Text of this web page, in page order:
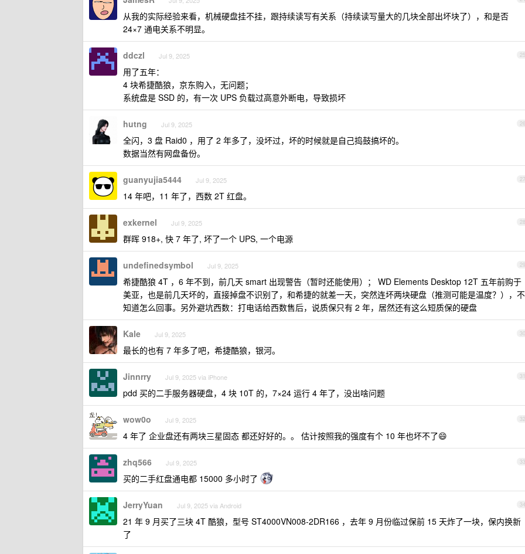
从我的实际经验来看，机械硬盘挂不挂，跟持续读写有关系（持续读写量大的几块全部出坏块了），和是否
24×7 通电关系不明显。
25
ddczl Jul 9, 2025
用了五年：
4 块希捷酷狼，京东购入，无问题；
系统盘是 SSD 的，有一次 UPS 负载过高意外断电，导致损坏
26
hutng Jul 9, 2025
全闪，3 盘 Raid0 ，用了 2 年多了，没坏过，坏的时候就是自己捣鼓搞坏的。
数据当然有网盘备份。
27
guanyujia5444 Jul 9, 2025
14 年吧，11 年了，西数 2T 红盘。
28
exkernel Jul 9, 2025
群晖 918+, 快 7 年了, 坏了一个 UPS, 一个电源
29
undefinedsymbol Jul 9, 2025
希捷酷狼 4T ，6 年不到，前几天 smart 出现警告（暂时还能使用）； WD Elements Desktop 12T 五年前购于
美亚，也是前几天坏的，直接掉盘不识别了，和希捷的就差一天，突然连坏两块硬盘（推测可能是温度？），不
知道怎么回事。另外避坑西数：打电话给西数售后，说质保只有 2 年，居然还有这么短质保的硬盘
30
Kale Jul 9, 2025
最长的也有 7 年多了吧，希捷酷狼，银河。
31
Jinnrry Jul 9, 2025 via iPhone
pdd 买的二手服务器硬盘，4 块 10T 的，7×24 运行 4 年了，没出啥问题
32
wow0o Jul 9, 2025
4 年了 企业盘还有两块三星固态 都还好好的。。 估计按照我的强度有个 10 年也坏不了😄
33
zhq566 Jul 9, 2025
买的二手红盘通电都 15000 多小时了
34
JerryYuan Jul 9, 2025 via Android
21 年 9 月买了三块 4T 酷狼，型号 ST4000VN008-2DR166 ，去年 9 月份临过保前 15 天炸了一块，保内换新
了